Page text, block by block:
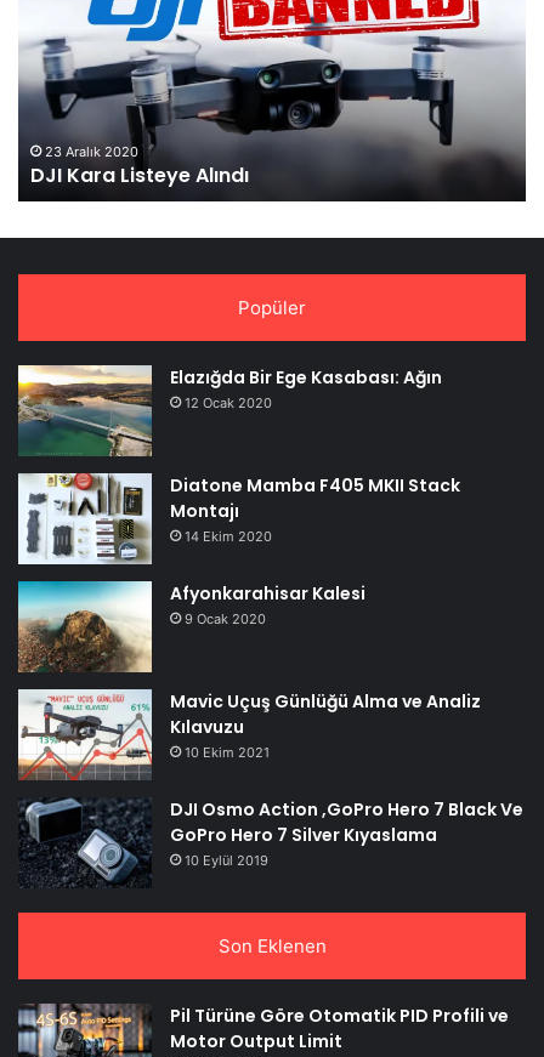
23 Aralık 2020
DJI Kara Listeye Alındı
Popüler
Elazığda Bir Ege Kasabası: Ağın
12 Ocak 2020
Diatone Mamba F405 MKII Stack
Montajı
14 Ekim 2020
Afyonkarahisar Kalesi
9 Ocak 2020
Mavic Uçuş Günlüğü Alma ve Analiz
Kılavuzu
10 Ekim 2021
DJI Osmo Action ,GoPro Hero 7 Black Ve
GoPro Hero 7 Silver Kıyaslama
10 Eylül 2019
Son Eklenen
Pil Türüne Göre Otomatik PID Profili ve
Motor Output Limit